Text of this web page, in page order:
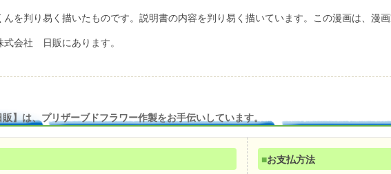
を判り易く描いたものです。説明書の内容を判り易く描いています。この漫画は、漫
式会社 日販にあります。
】は、プリザーブドフラワー作製をお手伝いしています。
■お支払方法